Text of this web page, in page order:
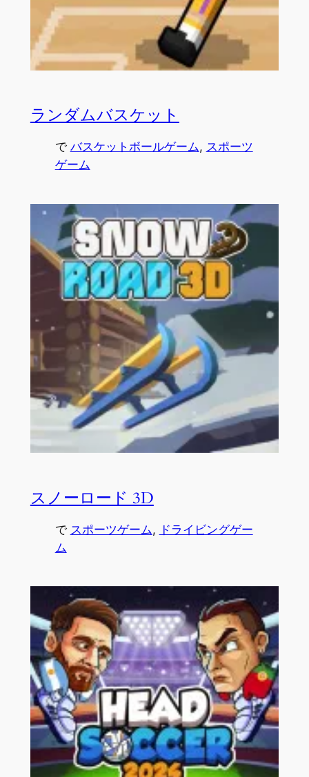
ランダムバスケット
で バスケットボールゲーム, スポーツ
ゲーム
スノーロード 3D
で スポーツゲーム, ドライビングゲー
ム